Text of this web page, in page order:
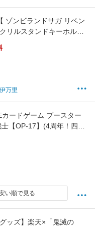
ゾンビランドサガ リベン
リルスタンドキーホルダ
アクスタ アクキー キー
ト投函
万里
カードゲーム ブースター
【OP-17】(4周年！四皇
ンペーンパック(特製カー
全7種)×2パック)
い順で見る
ッズ】楽天×「鬼滅の